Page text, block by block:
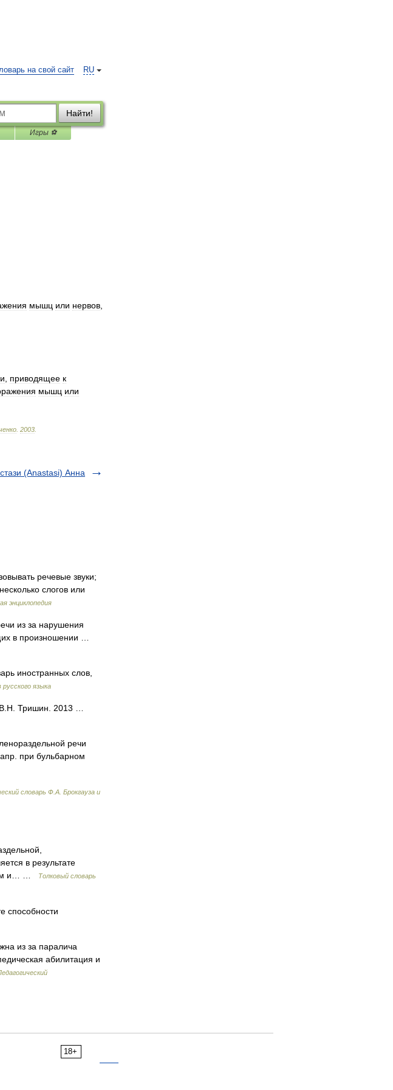
RU
на свой сайт
Найти!
Игры ⚽
мышц или нервов
приводящее к
мышц или
2003
(Anastasi) Анна
речевые звуки;
слогов или
энциклопедия
из за нарушения
в произношении …
иностранных слов,
языка
В.Н. Тришин. 2013 …
речи
при бульбарном
словарь Ф.А. Брокгауза и
в результате
и… …
Толковый словарь
способности
из за паралича
абилитация и
18+